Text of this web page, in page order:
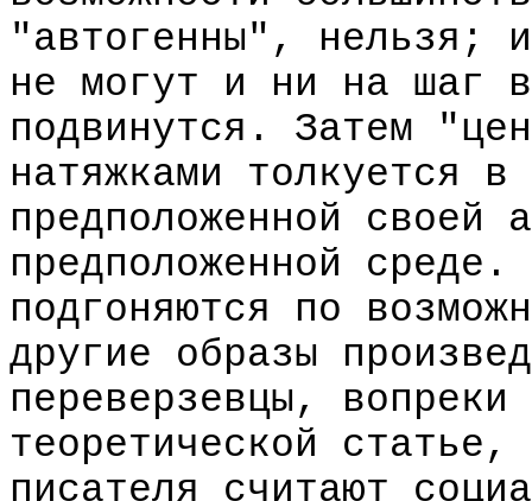
"автогенны", нельзя;
не могут и ни на шаг
подвинутся. Затем
натяжками толкуется в
предположенной своей
предположенной
подгоняются по
другие образы
переверзевцы,
теоретической
писателя считают